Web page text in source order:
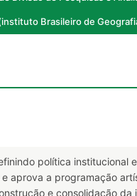
Brasileiro de
política institucional
aprova a programação
e consolidação da